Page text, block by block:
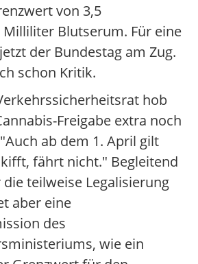
von 3,5
Blutserum. Für eine
der Bundestag am Zug.
schon Kritik.
hob
Freigabe extra noch
ab dem 1. April gilt
fährt nicht." Begleitend
teilweise Legalisierung
aber eine
des
wie ein